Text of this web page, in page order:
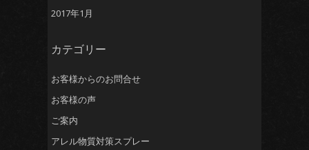
2017年1月
カテゴリー
お客様からのお問合せ
お客様の声
ご案内
アレル物質対策スプレー